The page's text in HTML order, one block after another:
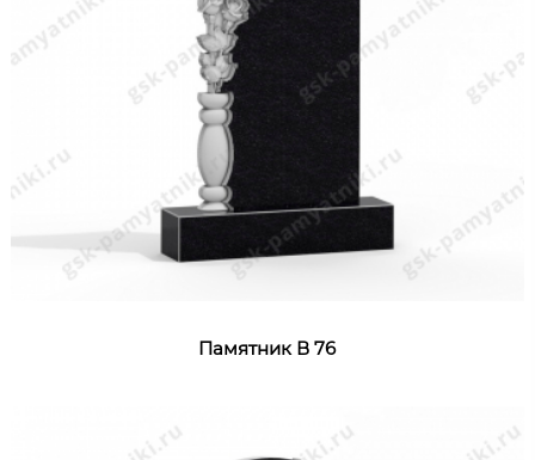
Памятник В 76